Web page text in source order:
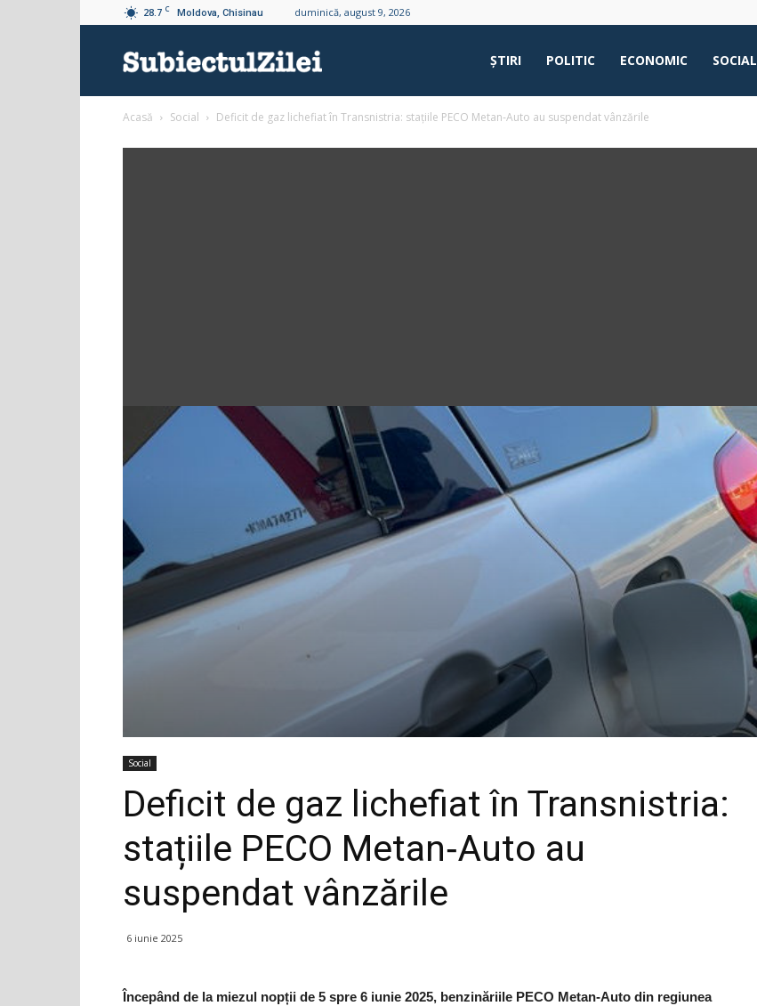
28.7 C Moldova, Chisinau duminică, august 9, 2026
ŞTIRI POLITIC ECONOMIC SOCIAL
Acasă Social Deficit de gaz lichefiat în Transnistria: stațiile PECO Metan‑Auto au suspendat vânzările
Social
Deficit de gaz lichefiat în Transnistria:
stațiile PECO Metan‑Auto au
suspendat vânzările
6 iunie 2025
Începând de la miezul nopții de 5 spre 6 iunie 2025, benzinăriile PECO Metan‑Auto din regiunea